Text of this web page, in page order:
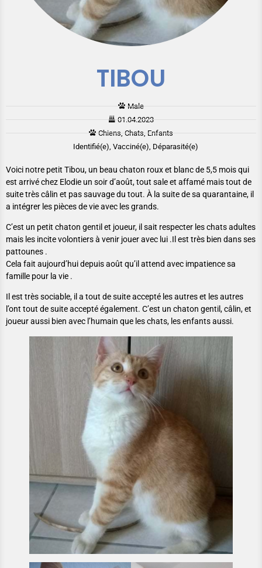
TIBOU
Male
01.04.2023
Chiens, Chats, Enfants
Identifié(e), Vacciné(e), Déparasité(e)
Voici notre petit Tibou, un beau chaton roux et blanc de 5,5 mois qui
est arrivé chez Elodie un soir d’août, tout sale et affamé mais tout de
suite très câlin et pas sauvage du tout. À la suite de sa quarantaine, il
a intégrer les pièces de vie avec les grands.
C’est un petit chaton gentil et joueur, il sait respecter les chats adultes
mais les incite volontiers à venir jouer avec lui .Il est très bien dans ses
pattounes .
Cela fait aujourd’hui depuis août qu’il attend avec impatience sa
famille pour la vie .
Il est très sociable, il a tout de suite accepté les autres et les autres
l’ont tout de suite accepté également. C’est un chaton gentil, câlin, et
joueur aussi bien avec l’humain que les chats, les enfants aussi.